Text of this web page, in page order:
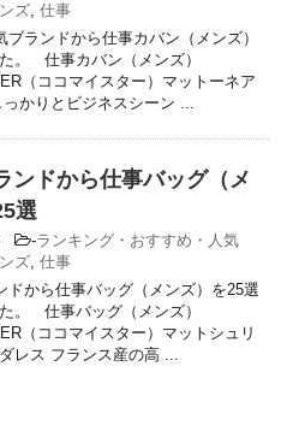
ズ, 仕事
ブランドから仕事カバン（メンズ）
。 仕事カバン（メンズ）
（ココマイスター）マットーネア
かりとビジネスシーン ...
ンドから仕事バッグ（メ
選
-ランキング・おすすめ・人気
ズ, 仕事
ドから仕事バッグ（メンズ）を25選
。 仕事バッグ（メンズ）
（ココマイスター）マットシュリ
レス フランス産の高 ...